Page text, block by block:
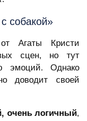
собакой»
Агаты Кристи
сцен, но тут
эмоций. Однако
доводит своей
очень логичный,